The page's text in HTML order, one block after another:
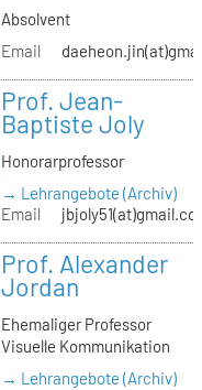
Absolvent
Email
Prof. Jean-
Baptiste Joly
Honorarprofessor
→ Lehrangebote (Archiv)
Email
Prof. Alexander
Jordan
Ehemaliger Professor
Visuelle Kommunikation
→ Lehrangebote (Archiv)